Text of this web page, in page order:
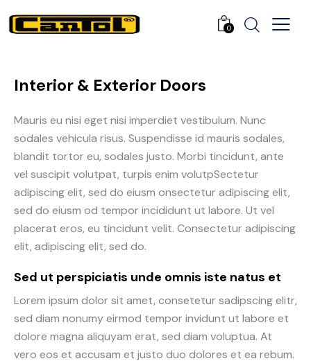
0
Interior & Exterior Doors
Mauris eu nisi eget nisi imperdiet vestibulum. Nunc
sodales vehicula risus. Suspendisse id mauris sodales,
blandit tortor eu, sodales justo. Morbi tincidunt, ante
vel suscipit volutpat, turpis enim volutpSectetur
adipiscing elit, sed do eiusm onsectetur adipiscing elit,
sed do eiusm od tempor incididunt ut labore. Ut vel
placerat eros, eu tincidunt velit. Consectetur adipiscing
elit, adipiscing elit, sed do.
Sed ut perspiciatis unde omnis iste natus et
Lorem ipsum dolor sit amet, consetetur sadipscing elitr,
sed diam nonumy eirmod tempor invidunt ut labore et
dolore magna aliquyam erat, sed diam voluptua. At
vero eos et accusam et justo duo dolores et ea rebum.